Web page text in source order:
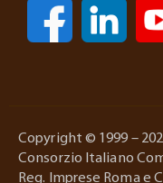
Copyright © 1999 –
Consorzio Italiano
Reg. Imprese Roma e